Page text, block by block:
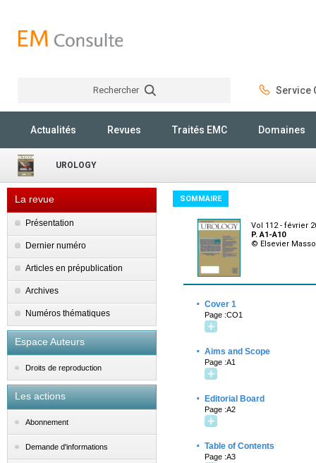
Rechercher Service
Actualités Revues Traités EMC Domaines
UROLOGY
La revue
Présentation
Dernier numéro
Articles en prépublication
Archives
Numéros thématiques
Espace Auteurs
Droits de reproduction
Les actions
Abonnement
Demande d'informations
SOMMAIRE
Vol 112 - février
P. A1-A10
© Elsevier
· Cover 1
Page :CO1
· Aims and Scope
Page :A1
· Editorial Board
Page :A2
· Table of Contents
Page :A3